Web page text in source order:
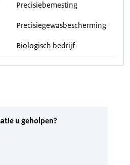
Precisiebemesting
Precisiegewasbescherming
Biologisch bedrijf